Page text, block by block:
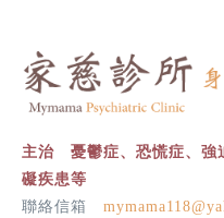
主治 憂鬱症、恐慌症、強
礙疾患等
聯絡信箱